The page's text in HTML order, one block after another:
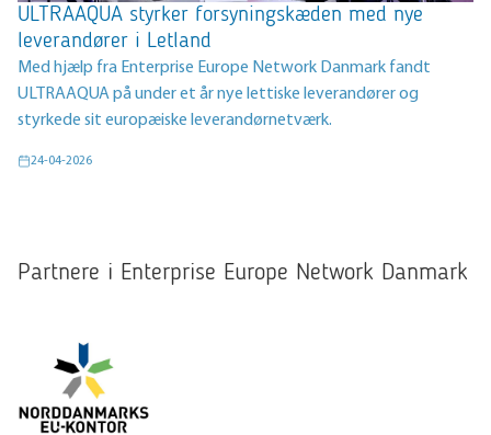
ULTRAAQUA styrker forsyningskæden med nye
leverandører i Letland
Med hjælp fra Enterprise Europe Network Danmark fandt
ULTRAAQUA på under et år nye lettiske leverandører og
styrkede sit europæiske leverandørnetværk.
24-04-2026
Partnere i Enterprise Europe Network Danmark